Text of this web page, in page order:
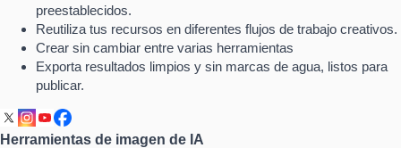
preestablecidos.
Reutiliza tus recursos en diferentes flujos de trabajo creativos.
Crear sin cambiar entre varias herramientas
Exporta resultados limpios y sin marcas de agua, listos para
publicar.
Herramientas de imagen de IA